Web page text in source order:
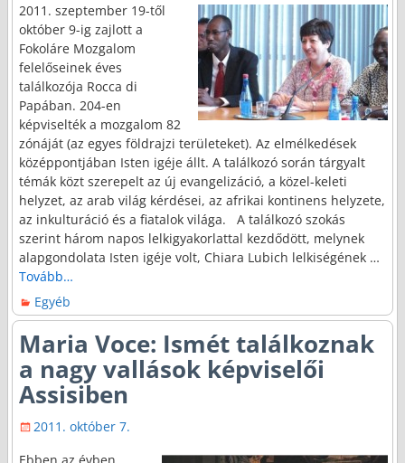
2011. szeptember 19-től
október 9-ig zajlott a
Fokoláre Mozgalom
felelőseinek éves
találkozója Rocca di
Papában. 204-en
képviselték a mozgalom 82
zónáját (az egyes földrajzi területeket). Az elmélkedések
középpontjában Isten igéje állt. A találkozó során tárgyalt
témák közt szerepelt az új evangelizáció, a közel-keleti
helyzet, az arab világ kérdései, az afrikai kontinens helyzete,
az inkulturáció és a fiatalok világa. A találkozó szokás
szerint három napos lelkigyakorlattal kezdődött, melynek
alapgondolata Isten igéje volt, Chiara Lubich lelkiségének …
Tovább…
Egyéb
Maria Voce: Ismét találkoznak
a nagy vallások képviselői
Assisiben
2011. október 7.